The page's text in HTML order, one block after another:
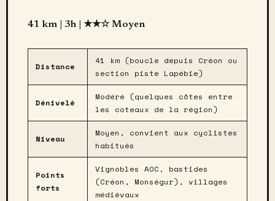
41 km | 3h | ★★☆ Moyen
Distance
41 km (boucle depuis Créon ou
section piste Lapébie)
Dénivelé
Modéré (quelques côtes entre
les coteaux de la région)
Niveau
Moyen, convient aux cyclistes
habitués
Points
forts
Vignobles AOC, bastides
(Créon, Monségur), villages
médiévaux